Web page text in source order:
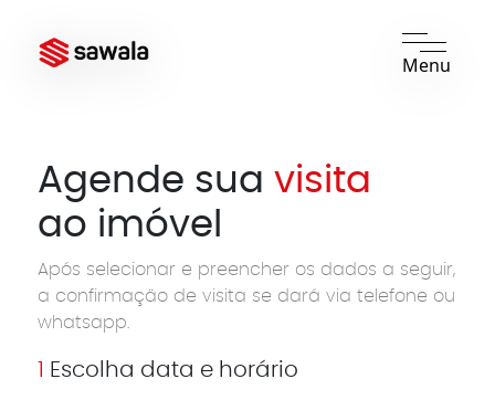
Menu
Agende suavisita
ao imóvel
Após selecionar e preencher os dados a seguir,
a confirmação de visita se dará via telefone ou
whatsapp.
Escolha data e horário